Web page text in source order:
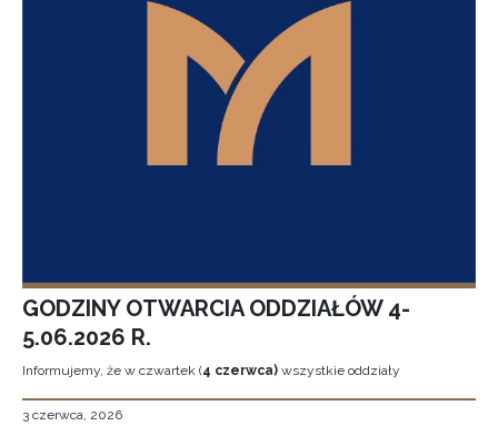
GODZINY OTWARCIA ODDZIAŁÓW 4-
5.06.2026 R.
Informujemy, że w czwartek (4 czerwca) wszystkie oddziały
3 czerwca, 2026